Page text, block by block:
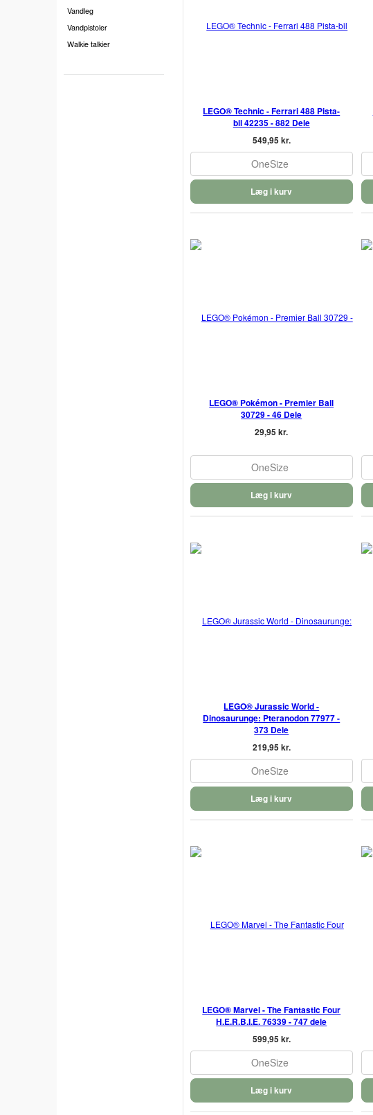
Vandleg
Vandpistoler
Walkie talkier
LEGO® Technic - Ferrari 488 Pista-
bil 42235 - 882 Dele
549,95 kr.
OneSize
Læg i kurv
LEGO® Pokémon - Premier Ball
30729 - 46 Dele
29,95 kr.
OneSize
Læg i kurv
LEGO® Jurassic World -
Dinosaurunge: Pteranodon 77977 -
373 Dele
219,95 kr.
OneSize
Læg i kurv
LEGO® Marvel - The Fantastic Four
H.E.R.B.I.E. 76339 - 747 dele
599,95 kr.
OneSize
Læg i kurv